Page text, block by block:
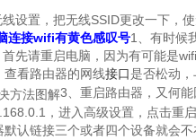
设置，把无线SSID更改一下，
连接wifi有黄色感叹号1、有时候
先请重启电脑，因为有可能是
看路由器的网线接口是否松动
3、重启路由器，又何
，进入高级设置，点击重
认链接三个或者四个设备就会